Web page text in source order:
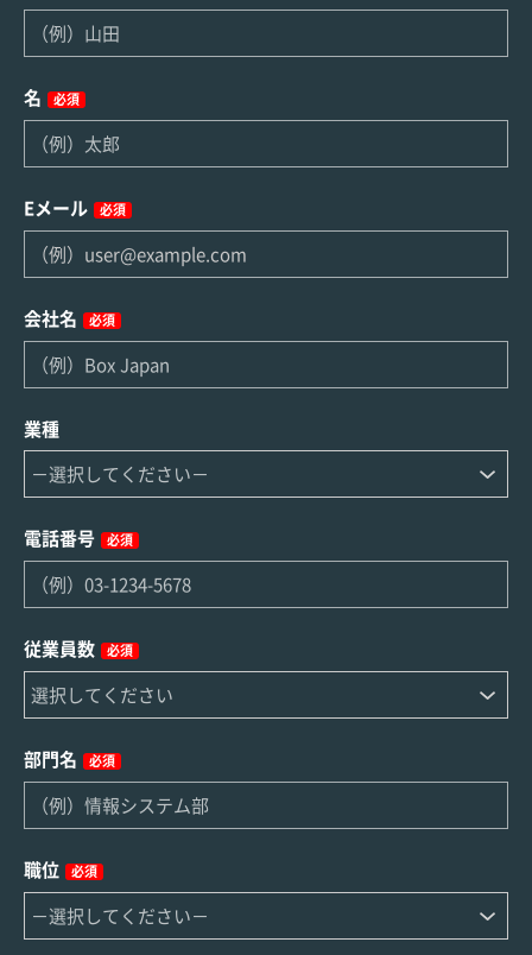
名 必須
Eメール 必須
会社名 必須
業種
電話番号 必須
従業員数 必須
部門名 必須
職位 必須